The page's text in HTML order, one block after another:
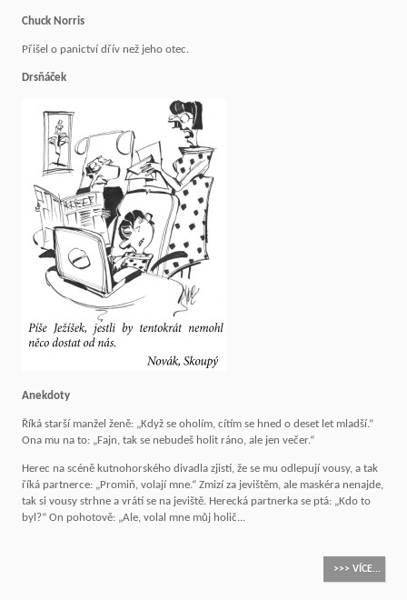
Chuck Norris
Přišel o panictví dřív než jeho otec.
Drsňáček
Anekdoty
Říká starší manžel ženě: „Když se oholím, cítím se hned o deset let mladší.“
Ona mu na to: „Fajn, tak se nebudeš holit ráno, ale jen večer.“
Herec na scéně kutnohorského divadla zjistí, že se mu odlepují vousy, a tak
říká partnerce: „Promiň, volají mne.“ Zmizí za jevištěm, ale maskéra nenajde,
tak si vousy strhne a vrátí se na jeviště. Herecká partnerka se ptá: „Kdo to
byl?“ On pohotově: „Ale, volal mne můj holič...
>>> VÍCE...